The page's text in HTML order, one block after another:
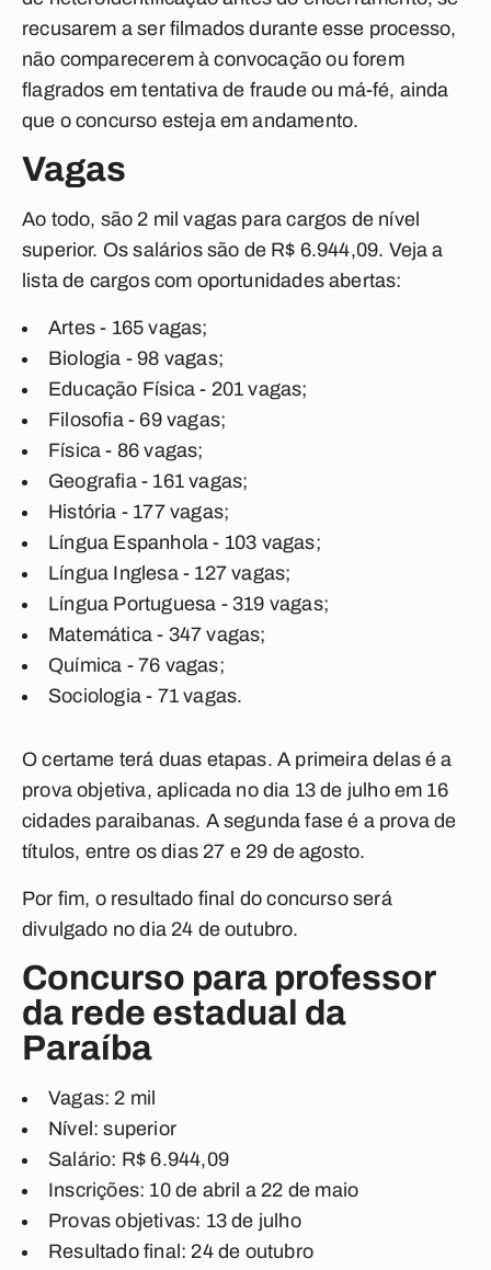
recusarem a ser filmados durante esse processo,
não comparecerem à convocação ou forem
flagrados em tentativa de fraude ou má-fé, ainda
que o concurso esteja em andamento.
Vagas
Ao todo, são 2 mil vagas para cargos de nível
superior. Os salários são de R$ 6.944,09. Veja a
lista de cargos com oportunidades abertas:
Artes - 165 vagas;
Biologia - 98 vagas;
Educação Física - 201 vagas;
Filosofia - 69 vagas;
Física - 86 vagas;
Geografia - 161 vagas;
História - 177 vagas;
Língua Espanhola - 103 vagas;
Língua Inglesa - 127 vagas;
Língua Portuguesa - 319 vagas;
Matemática - 347 vagas;
Química - 76 vagas;
Sociologia - 71 vagas.
O certame terá duas etapas. A primeira delas é a
prova objetiva, aplicada no dia 13 de julho em 16
cidades paraibanas. A segunda fase é a prova de
títulos, entre os dias 27 e 29 de agosto.
Por fim, o resultado final do concurso será
divulgado no dia 24 de outubro.
Concurso para professor
da rede estadual da
Paraíba
Vagas: 2 mil
Nível: superior
Salário: R$ 6.944,09
Inscrições: 10 de abril a 22 de maio
Provas objetivas: 13 de julho
Resultado final: 24 de outubro